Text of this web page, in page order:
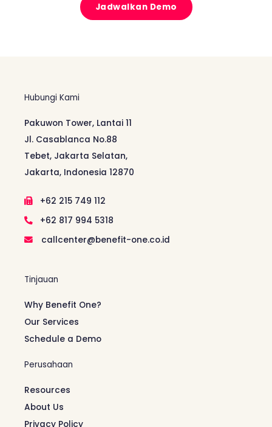
Jadwalkan Demo
Hubungi Kami
Pakuwon Tower, Lantai 11
Jl. Casablanca No.88
Tebet, Jakarta Selatan,
Jakarta, Indonesia 12870
+62 215 749 112
+62 817 994 5318
callcenter@benefit-one.co.id
Tinjauan
Why Benefit One?
Our Services
Schedule a Demo
Perusahaan
Resources
About Us
Privacy Policy